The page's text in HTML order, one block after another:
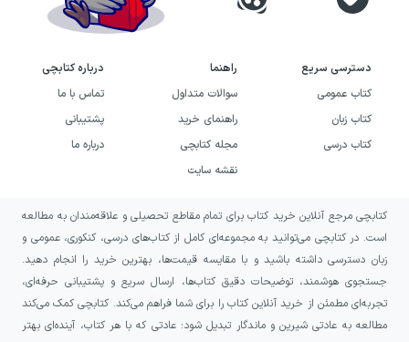
دسترسی سریع
کتاب عمومی
کتاب زبان
کتاب درسی
راهنما
سوالات متداول
راهنمای خرید
مجله کتابچی
نقشه سایت
درباره کتابچی
تماس با ما
پشتیبانی
درباره ما
کتابچی مرجع آنلاین خرید کتاب برای تمام مقاطع تحصیلی و علاقه‌مندان به مطالعه
است. در کتابچی می‌توانید به مجموعه‌ای کامل از کتاب‌های درسی، کنکوری، عمومی و
زبان دسترسی داشته باشید و با مقایسه قیمت‌ها، بهترین خرید را انجام دهید.
جستجوی هوشمند، توضیحات دقیق کتاب‌ها، ارسال سریع و پشتیبانی حرفه‌ای،
تجربه‌ای مطمئن از خرید آنلاین کتاب را برای شما فراهم می‌کند. کتابچی کمک می‌کند
مطالعه به عادتی شیرین و ماندگار تبدیل شود؛ عادتی که با هر کتاب، آینده‌ای بهتر